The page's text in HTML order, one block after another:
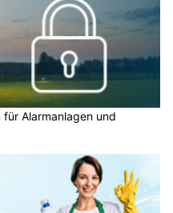
Alarmanlagen und